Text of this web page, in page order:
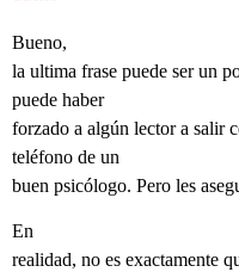
Bueno,
la ultima frase puede ser un
puede haber
forzado a algún lector a salir
teléfono de un
buen psicólogo. Pero les
En
realidad, no es exactamente